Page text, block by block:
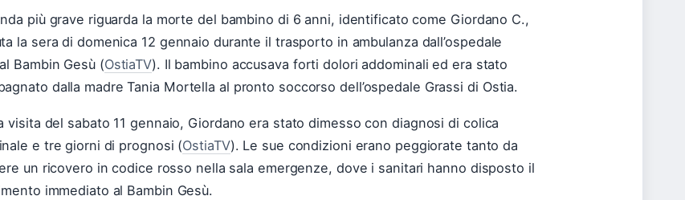
più grave riguarda la morte del bambino di 6 anni, identificato come Giordano C.,
la sera di domenica 12 gennaio durante il trasporto in ambulanza dall’ospedale
Bambin Gesù (OstiaTV). Il bambino accusava forti dolori addominali ed era stato
dalla madre Tania Mortella al pronto soccorso dell’ospedale Grassi di Ostia.
visita del sabato 11 gennaio, Giordano era stato dimesso con diagnosi di colica
e tre giorni di prognosi (OstiaTV). Le sue condizioni erano peggiorate tanto da
un ricovero in codice rosso nella sala emergenze, dove i sanitari hanno disposto il
immediato al Bambin Gesù.